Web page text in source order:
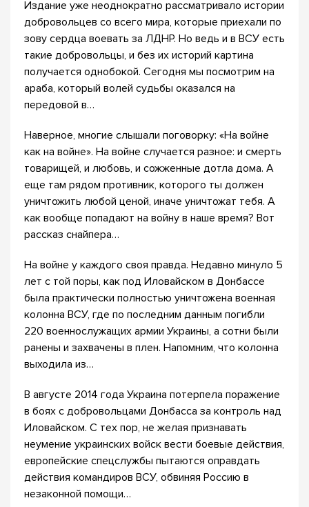
Издание уже неоднократно рассматривало истории
добровольцев со всего мира, которые приехали по
зову сердца воевать за ЛДНР. Но ведь и в ВСУ есть
такие добровольцы, и без их историй картина
получается однобокой. Сегодня мы посмотрим на
араба, который волей судьбы оказался на
передовой в…
Наверное, многие слышали поговорку: «На войне
как на войне». На войне случается разное: и смерть
товарищей, и любовь, и сожженные дотла дома. А
еще там рядом противник, которого ты должен
уничтожить любой ценой, иначе уничтожат тебя. А
как вообще попадают на войну в наше время? Вот
рассказ снайпера…
На войне у каждого своя правда. Недавно минуло 5
лет с той поры, как под Иловайском в Донбассе
была практически полностью уничтожена военная
колонна ВСУ, где по последним данным погибли
220 военнослужащих армии Украины, а сотни были
ранены и захвачены в плен. Напомним, что колонна
выходила из…
В августе 2014 года Украина потерпела поражение
в боях с добровольцами Донбасса за контроль над
Иловайском. С тех пор, не желая признавать
неумение украинских войск вести боевые действия,
европейские спецслужбы пытаются оправдать
действия командиров ВСУ, обвиняя Россию в
незаконной помощи…